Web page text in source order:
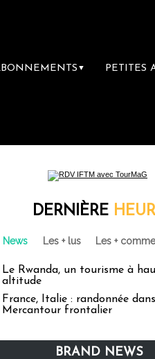
▼ PETITES
librairie du
DERNIÈRE
News Les + lus Les +
Le Rwanda, un tourisme à
altitude
France, Italie : randonnée
Mercantour frontalier
BRAND NEWS